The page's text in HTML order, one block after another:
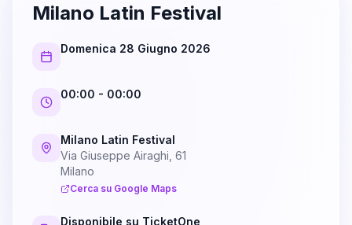
Milano Latin Festival
Domenica 28 Giugno 2026
00:00 - 00:00
Milano Latin Festival
Via Giuseppe Airaghi, 61
Milano
Cerca su Google Maps
Disponibile su TicketOne